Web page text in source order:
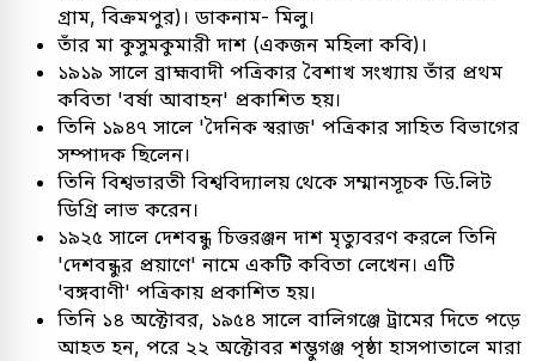
গ্রাম, বিক্রমপুর)। ডাকনাম- মিলু।
তাঁর মা কুসুমকুমারী দাশ (একজন মহিলা কবি)।
১৯১৯ সালে ব্রাহ্মবাদী পত্রিকার বৈশাখ সংখ্যায় তাঁর প্রথম
কবিতা 'বর্ষা আবাহন' প্রকাশিত হয়।
তিনি ১৯৪৭ সালে 'দৈনিক স্বরাজ' পত্রিকার সাহিত বিভাগের
সম্পাদক ছিলেন।
তিনি বিশ্বভারতী বিশ্ববিদ্যালয় থেকে সম্মানসূচক ডি.লিট
ডিগ্রি লাভ করেন।
১৯২৫ সালে দেশবন্ধু চিত্তরঞ্জন দাশ মৃত্যুবরণ করলে তিনি
'দেশবন্ধুর প্রয়াণে' নামে একটি কবিতা লেখেন। এটি
'বঙ্গবাণী' পত্রিকায় প্রকাশিত হয়।
তিনি ১৪ অক্টোবর, ১৯৫৪ সালে বালিগঞ্জে ট্রামের দিতে পড়ে
আহত হন, পরে ২২ অক্টোবর শম্ভুগঞ্জ পৃষ্ঠা হাসপাতালে মারা